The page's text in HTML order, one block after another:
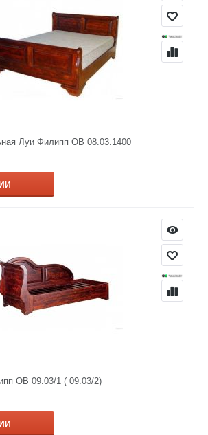
Луи Филипп ОВ 08.03.1400
ОВ 09.03/1 ( 09.03/2)